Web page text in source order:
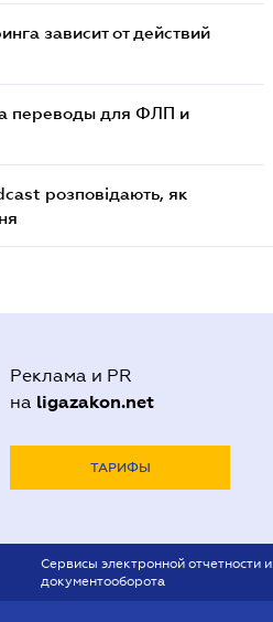
зависит от действий
переводы для ФЛП и
розповідають, як
Реклама и PR
на ligazakon.net
ТАРИФЫ
Сервисы электронной отчетности и
документооборота